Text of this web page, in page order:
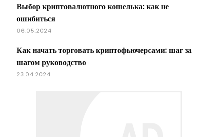
Выбор криптовалютного кошелька: как не
ошибиться
06.05.2024
Как начать торговать криптофьючерсами: шаг за
шагом руководство
23.04.2024